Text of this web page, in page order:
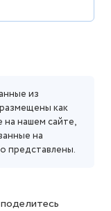
из
как
на нашем сайте,
на
представлены.